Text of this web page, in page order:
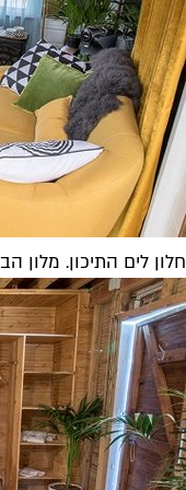
חלון לים התיכון. מלון